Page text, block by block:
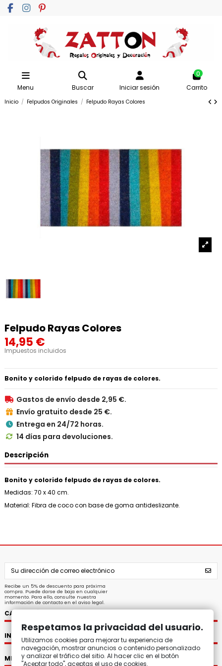
Menu Buscar Iniciar sesión
0
Carrito
Inicio Felpudos Originales Felpudo Rayas Colores
Felpudo Rayas Colores
14,95 €
Impuestos incluidos
Bonito y colorido felpudo de rayas de colores.
 Gastos de envío desde 2,95 €.
 Envío gratuito desde 25 €.
 Entrega en 24/72 horas.
 14 días para devoluciones.
Descripción
Bonito y colorido felpudo de rayas de colores.
Medidas: 70 x 40 cm.
Material: Fibra de coco con base de goma antideslizante.
Recibe un 5% de descuento para próxima
compra. Puede darse de baja en cualquier
momento. Para ello, consulte nuestra
información de contacto en el aviso legal.
CATEGORÍAS
INFORMACIÓN
MI CUENTA
Respetamos la privacidad del usuario.
Utilizamos cookies para mejorar tu experiencia de
navegación, mostrar anuncios o contenido personalizado
y analizar el tráfico del sitio. Al hacer clic en el botón
"Aceptar todo", aceptas el uso de cookies.